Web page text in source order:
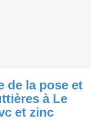
de la pose et
à Le
et zinc